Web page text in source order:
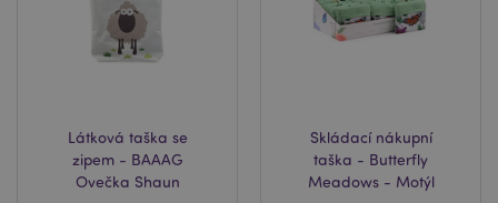
Látková taška se
zipem - BAAAG
Ovečka Shaun
Skládací nákupní
taška - Butterfly
Meadows - Motýl